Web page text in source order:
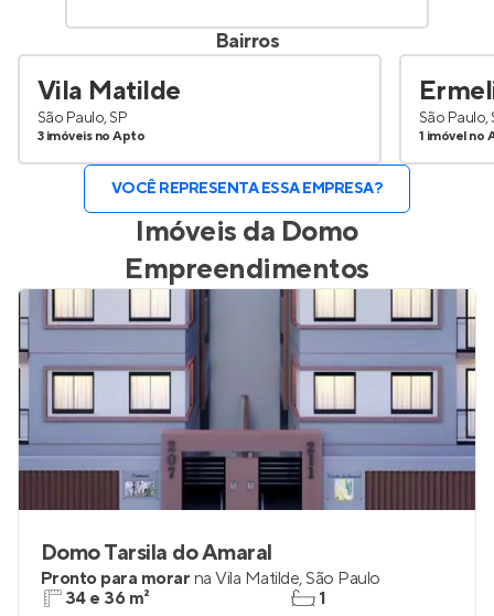
Bairros
Vila Matilde
São Paulo, SP
3 imóveis no Apto
São Paulo,
1 imóvel no
VOCÊ REPRESENTA ESSA EMPRESA?
Imóveis da Domo
Empreendimentos
Domo Tarsila do Amaral
Pronto para morar na Vila Matilde,São Paulo
34 e 36 m²
1